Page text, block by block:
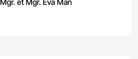
Mgr. et Mgr. Eva Man